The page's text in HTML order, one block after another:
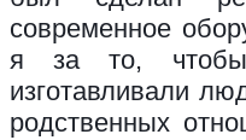
современное
я за то, чтобы
изготавливали
родственных